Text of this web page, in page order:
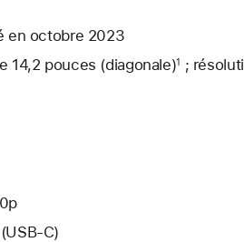
en octobre 2023
14,2 pouces (diagonale)1 ;
C)